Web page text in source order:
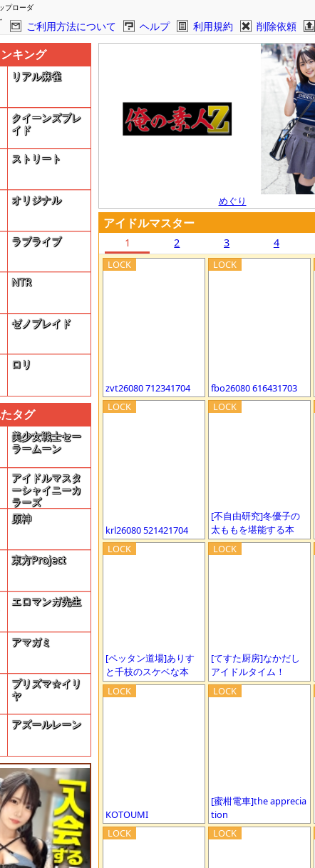
プローダ
ご利用方法について ヘルプ 利用規約 削除依頼
めぐり
アイドルマスター
1 2 3 4
zvt26080 712341704 fbo26080 616431703
krl26080 521421704
[不自由研究]冬優子の
太ももを堪能する本
[ペッタン道場]ありす
と千枝のスケベな本
[てすた厨房]なかだし
アイドルタイム！
KOTOUMI
[蜜柑電車]the apprecia
tion
キング
リアル麻雀
クイーンズブレ
イド
ストリート
オリジナル
ラブライブ
NTR
ゼノブレイド
ロリ
タグ
美少女戦士セー
ラームーン
アイドルマスタ
ーシャイニーカ
ラーズ
原神
東方Project
エロマンガ先生
アマガミ
プリズマ☆イリ
ヤ
アズールレーン